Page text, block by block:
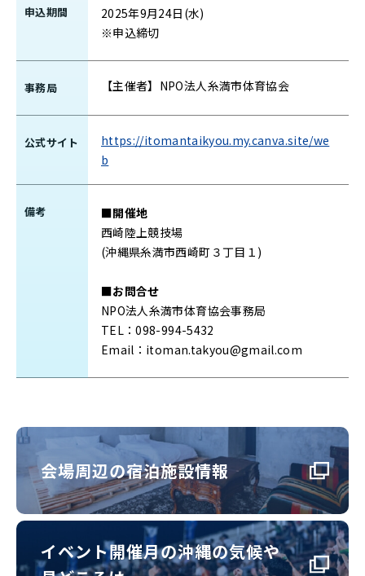
申込期間
2025年9月24日(水)
※申込締切
事務局 【主催者】NPO法人糸満市体育協会
公式サイト
https://itomantaikyou.my.canva.site/we
b
備考
■開催地
西崎陸上競技場
(沖縄県糸満市西崎町３丁目１)
■お問合せ
NPO法人糸満市体育協会事務局
TEL：098-994-5432
Email：itoman.takyou@gmail.com
会場周辺の宿泊施設情報
イベント開催月の沖縄の気候や